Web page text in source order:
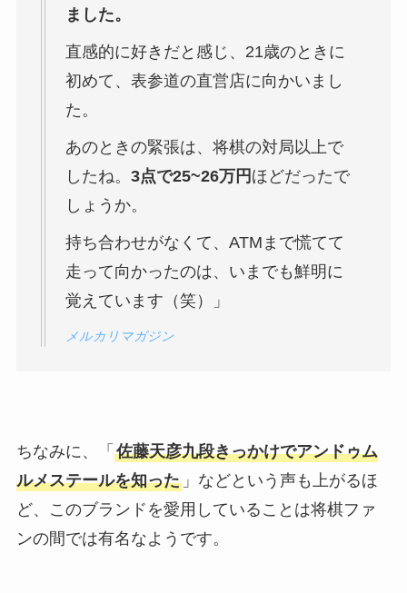
ました。
直感的に好きだと感じ、21歳のときに
初めて、表参道の直営店に向かいまし
た。
あのときの緊張は、将棋の対局以上で
したね。 3点で25~26万円 ほどだったで
しょうか。
持ち合わせがなくて、ATMまで慌てて
走って向かったのは、いまでも鮮明に
覚えています（笑）」
メルカリマガジン
ちなみに、「 佐藤天彦九段きっかけでアンドゥム
ルメステールを知った」などという声も上がるほ
ど、このブランドを愛用していることは将棋ファ
ンの間では有名なようです。